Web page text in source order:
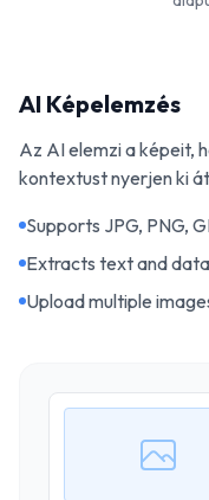
AI Képelemzés
Az AI elemzi a képeit,
kontextust nyerjen ki
Supports JPG, PNG,
Extracts text and
Upload multiple